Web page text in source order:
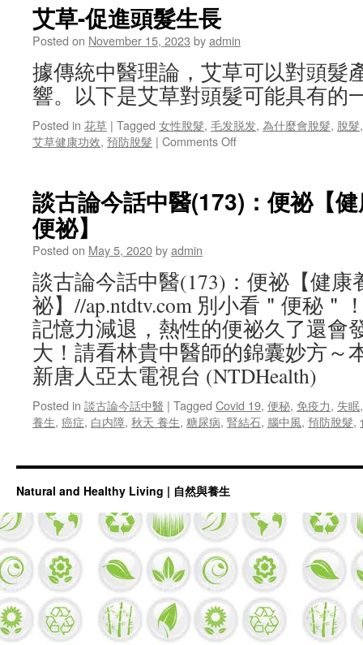
艾草-促進頭髮生長
Posted on November 15, 2023 byadmin
據傳統中醫理論，艾草可以對頭髮
響。以下是艾草對頭髮可能具有的
Posted in 花草 | Tagged 女性脫髮, 毛发脱发, 為什麼會脫髮, 脫髮
艾草健康功效, 預防脫髮 | Comments Offon
進
談古論今話中醫(173)：便祕【
便祕】
Posted on May 5, 2020byadmin
談古論今話中醫(173)：便祕【健康
祕】//ap.ntdtv.com 別小看＂便秘＂
記憶力減退，熱性的便祕久了還會
大！請看林貴中醫師的錦囊妙方～
新唐人亞太電視台 (NTDHealth)
Posted in 談古論今話中醫 | Tagged Covid 19, 便秘, 免疫力, 失眠
養生, 癌症, 白内障, 秋天 養生, 糖尿病, 腎結石, 腦中風, 預防脫髮,
Natural and Healthy Living | 自然與養生